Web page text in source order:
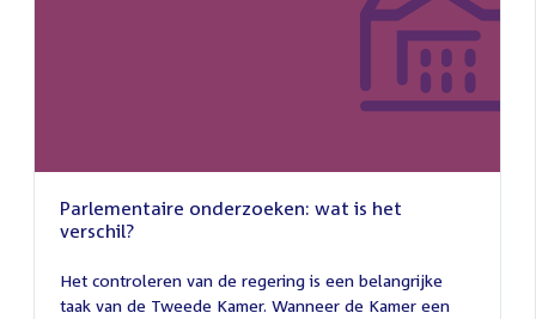
Parlementaire onderzoeken: wat is het
verschil?
juli
2026
Het controleren van de regering is een belangrijke
taak van de Tweede Kamer. Wanneer de Kamer een